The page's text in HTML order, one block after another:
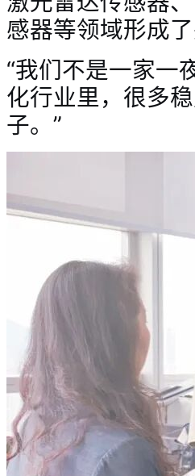
感器等领域形成
“我们不是一家一
化行业里，很多
子。”